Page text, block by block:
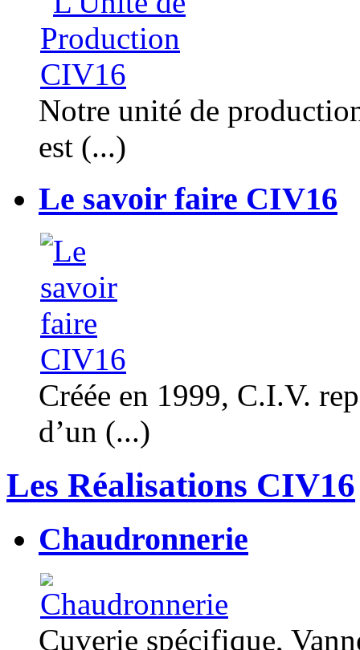
Notre unité de
est (...)
Le savoir faire CIV16
Créée en 1999, C.I.V.
d’un (...)
Les Réalisations CIV16
Chaudronnerie
Cuverie spécifique,